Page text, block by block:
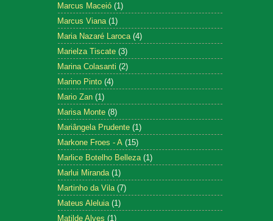
Marcus Maceió (1)
Marcus Viana (1)
Maria Nazaré Laroca (4)
Marielza Tiscate (3)
Marina Colasanti (2)
Marino Pinto (4)
Mario Zan (1)
Marisa Monte (8)
Mariângela Prudente (1)
Markone Froes - A (15)
Marlice Botelho Belleza (1)
Marlui Miranda (1)
Martinho da Vila (7)
Mateus Aleluia (1)
Matilde Alves (1)